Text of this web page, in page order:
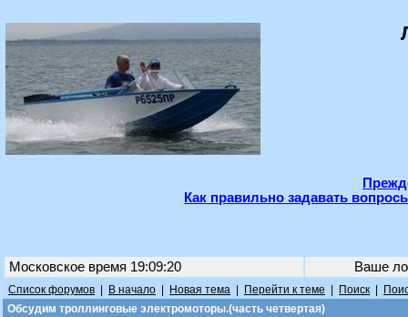
Как правильно задавать
Московское время 19:09:20 Ваше
Список форумов В начало Новая тема Перейти к теме Поиск
Обсудим троллинговые электромоторы.(часть четвертая)